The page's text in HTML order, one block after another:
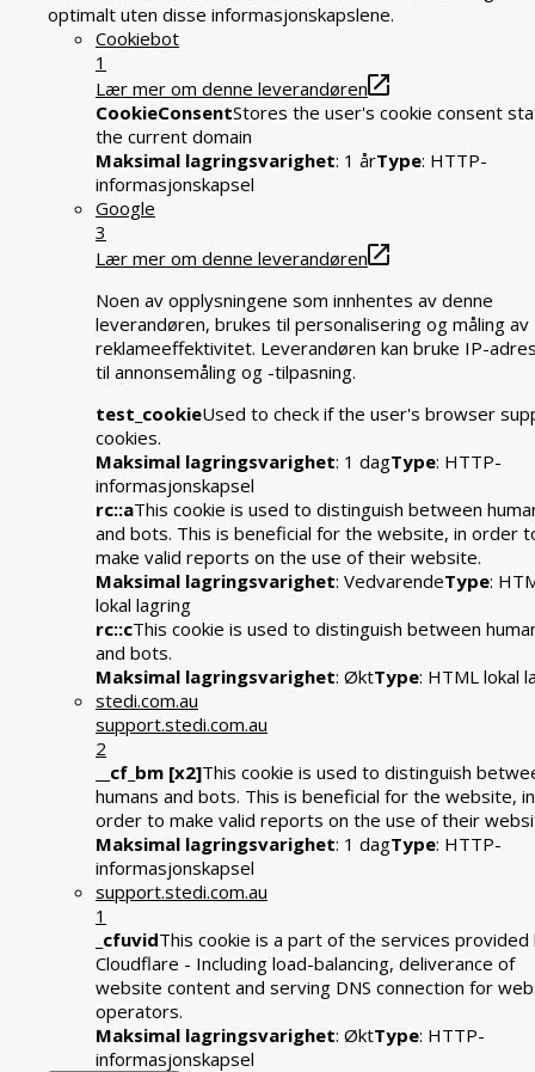
optimalt uten disse informasjonskapslene.
Cookiebot
1
Lær mer om denne leverandøren
CookieConsentStores the user's cookie consent
the current domain
Maksimal lagringsvarighet: 1 årType: HTTP-
informasjonskapsel
Google
3
Lær mer om denne leverandøren
Noen av opplysningene som innhentes av denne
leverandøren, brukes til personalisering og måling av
reklameeffektivitet. Leverandøren kan bruke IP-
til annonsemåling og -tilpasning.
test_cookieUsed to check if the user's browser
cookies.
Maksimal lagringsvarighet: 1 dagType: HTTP-
informasjonskapsel
rc::aThis cookie is used to distinguish between
and bots. This is beneficial for the website, in order
make valid reports on the use of their website.
Maksimal lagringsvarighet: VedvarendeType:
lokal lagring
rc::cThis cookie is used to distinguish between
and bots.
Maksimal lagringsvarighet: ØktType: HTML lokal
stedi.com.au
support.stedi.com.au
2
__cf_bm [x2]This cookie is used to distinguish
humans and bots. This is beneficial for the website, in
order to make valid reports on the use of their
Maksimal lagringsvarighet: 1 dagType: HTTP-
informasjonskapsel
support.stedi.com.au
1
_cfuvidThis cookie is a part of the services provided
Cloudflare - Including load-balancing, deliverance of
website content and serving DNS connection for
operators.
Maksimal lagringsvarighet: ØktType: HTTP-
informasjonskapsel